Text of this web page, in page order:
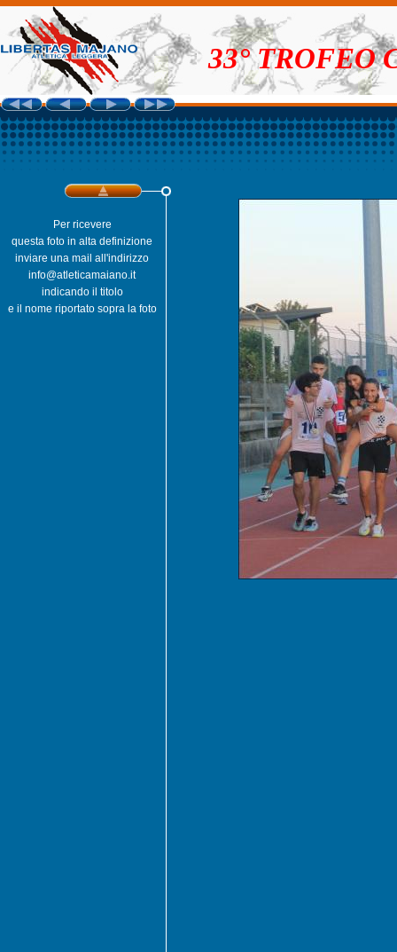
33° TROFEO
Per ricevere
questa foto in alta definizione
inviare una mail all'indirizzo
info@atleticamaiano.it
indicando il titolo
e il nome riportato sopra la foto